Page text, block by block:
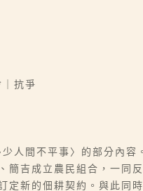
抗爭
人間不平事〉的部分內
簡吉成立農民組合，一同
定新的佃耕契約。與此同